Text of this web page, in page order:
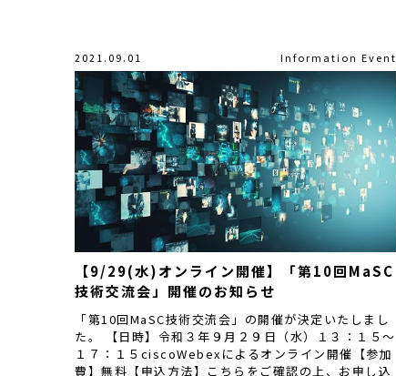
2021.09.01 Information Event
【9/29(水)オンライン開催】「第10回MaSC
技術交流会」開催のお知らせ
「第10回MaSC技術交流会」の開催が決定いたしまし
た。 【日時】令和３年９月２９日（水）１３：１５～
１７：１５ciscoWebexによるオンライン開催【参加
費】無料【申込方法】こちらをご確認の上、お申し込